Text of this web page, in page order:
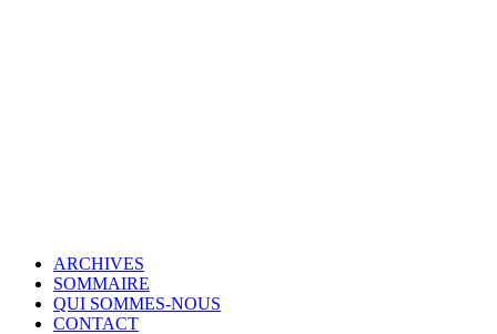
ARCHIVES
SOMMAIRE
QUI SOMMES-NOUS
CONTACT